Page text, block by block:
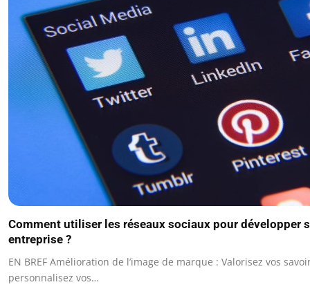
Comment utiliser les réseaux sociaux pour développer
entreprise ?
EN BREF Amélioration de l’image de marque : Valorisez vos
personnalisez vos…